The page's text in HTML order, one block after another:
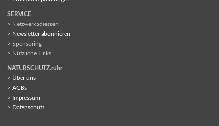
SERVICE
> Netzwerkadressen
> Newsletter abonnieren
> Sponsoring
> Nützliche Links
NATURSCHUTZ.ruhr
> Über uns
> AGBs
> Impressum
> Datenschutz